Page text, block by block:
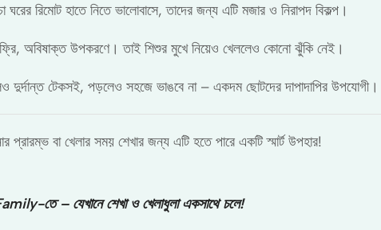
ঘরের রিমোট হাতে নিতে ভালোবাসে, তাদের জন্য এটি মজার ও নিরাপদ বিকল্প।
অবিষাক্ত উপকরণে। তাই শিশুর মুখে নিয়েও খেললেও কোনো ঝুঁকি নেই।
দুর্দান্ত টেকসই, পড়লেও সহজে ভাঙবে না – একদম ছোটদের দাপাদাপির উপযোগী।
প্রারম্ভ বা খেলার সময় শেখার জন্য এটি হতে পারে একটি স্মার্ট উপহার!
তে – যেখানে শেখা ও খেলাধুলা একসাথে চলে!